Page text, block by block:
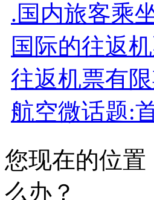
.国内旅客乘
国际的往返
往返机票有
航空微话题:
您现在的位置
么办？